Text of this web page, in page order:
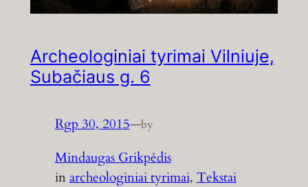
Archeologiniai tyrimai Vilniuje,
Subačiaus g. 6
Rgp 30, 2015—by
Mindaugas Grikpėdis
inarcheologiniai tyrimai, Tekstai